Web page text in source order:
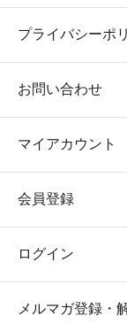
プライバシーポ
お問い合わせ
マイアカウント
会員登録
ログイン
メルマガ登録・